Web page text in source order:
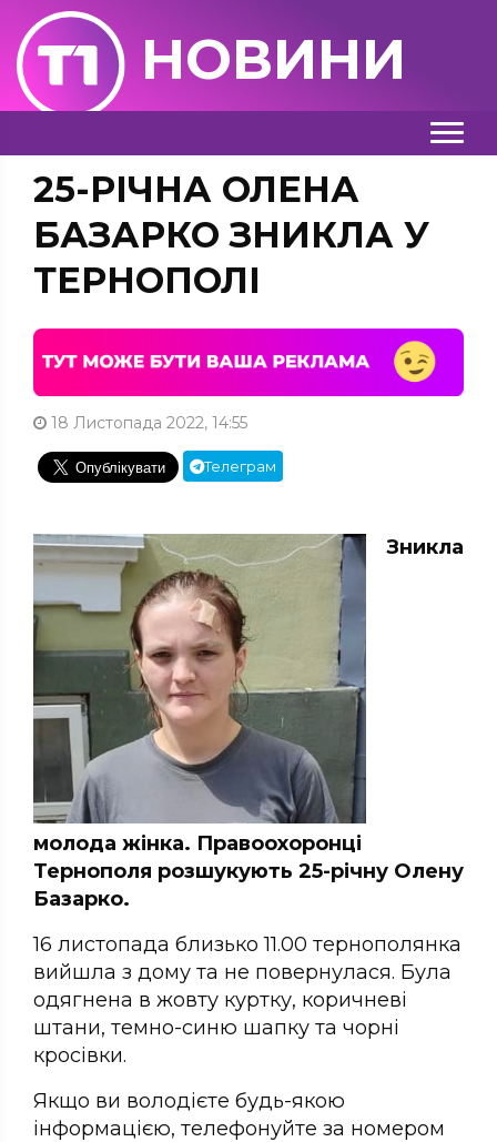
НОВИНИ
25-РІЧНА ОЛЕНА
БАЗАРКО ЗНИКЛА У
ТЕРНОПОЛІ
18 Листопада 2022, 14:55
Телеграм
Зникла
молода жінка. Правоохоронці
Тернополя розшукують 25-річну Олену
Базарко.
16 листопада близько 11.00 тернополянка
вийшла з дому та не повернулася. Була
одягнена в жовту куртку, коричневі
штани, темно-синю шапку та чорні
кросівки.
Якщо ви володієте будь-якою
інформацією, телефонуйте за номером